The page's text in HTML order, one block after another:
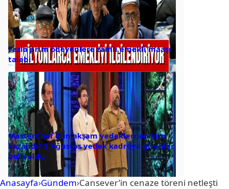
Fazla prim ödeyenlere zamlı emekli maaşı
talebi
MasterChef dün akşam yedeklerden kim
kazandı? 9 Ağustos yedek kadroya girenler
belli oldu
Anasayfa›Gündem›Cansever’in cenaze töreni netleşti